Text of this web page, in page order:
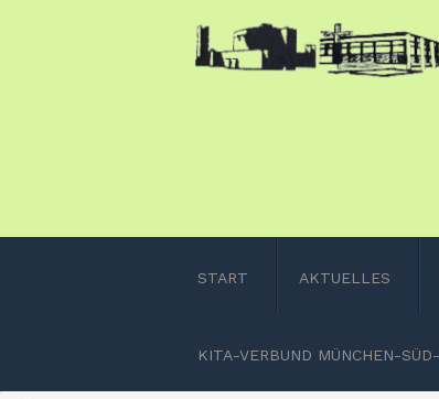
START AKTUELLES
KITA-VERBUND MÜNCHEN-